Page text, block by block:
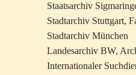
Staatsarchiv
Stadtarchiv Stuttgart,
Stadtarchiv München
Landesarchiv BW,
Internationaler